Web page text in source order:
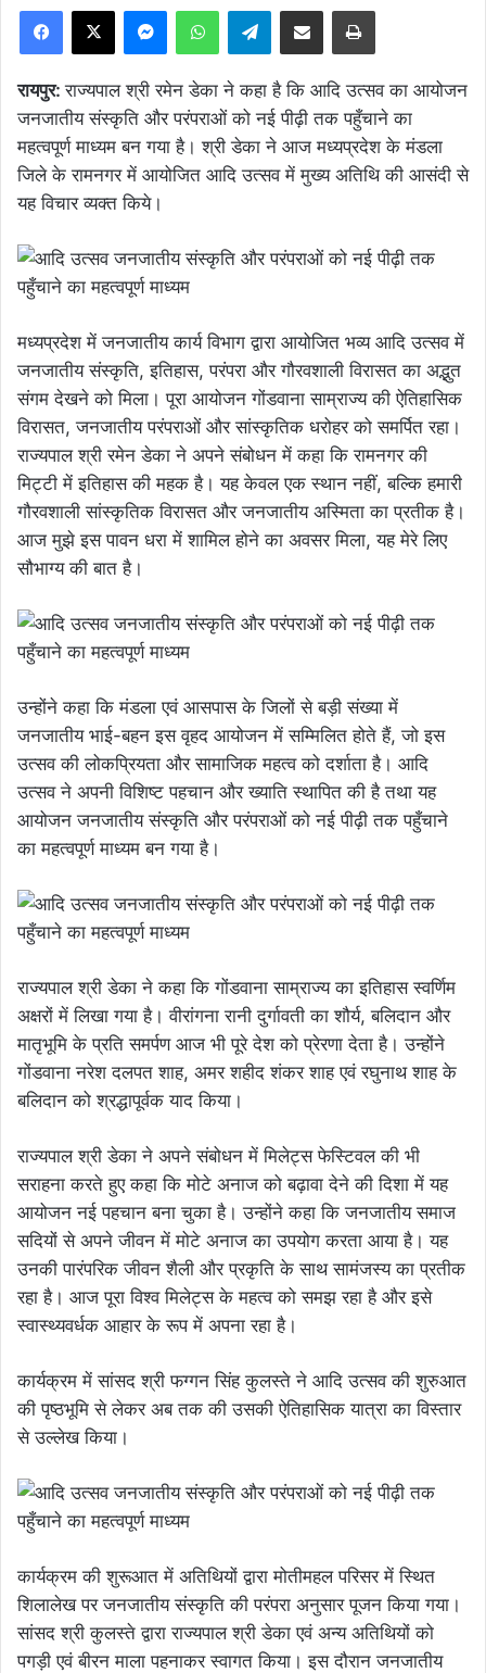
Facebook
X MessengerWhatsAppTelegramShare via Email Print
रायपुर:राज्यपाल श्री रमेन डेका ने कहा है कि आदि उत्सव का आयोजन
जनजातीय संस्कृति और परंपराओं को नई पीढ़ी तक पहुँचाने का
महत्वपूर्ण माध्यम बन गया है। श्री डेका ने आज मध्यप्रदेश के मंडला
जिले के रामनगर में आयोजित आदि उत्सव में मुख्य अतिथि की आसंदी से
यह विचार व्यक्त किये।
मध्यप्रदेश में जनजातीय कार्य विभाग द्वारा आयोजित भव्य आदि उत्सव में
जनजातीय संस्कृति, इतिहास, परंपरा और गौरवशाली विरासत का अद्भुत
संगम देखने को मिला। पूरा आयोजन गोंडवाना साम्राज्य की ऐतिहासिक
विरासत, जनजातीय परंपराओं और सांस्कृतिक धरोहर को समर्पित रहा।
राज्यपाल श्री रमेन डेका ने अपने संबोधन में कहा कि रामनगर की
मिट्टी में इतिहास की महक है। यह केवल एक स्थान नहीं, बल्कि हमारी
गौरवशाली सांस्कृतिक विरासत और जनजातीय अस्मिता का प्रतीक है।
आज मुझे इस पावन धरा में शामिल होने का अवसर मिला, यह मेरे लिए
सौभाग्य की बात है।
उन्होंने कहा कि मंडला एवं आसपास के जिलों से बड़ी संख्या में
जनजातीय भाई-बहन इस वृहद आयोजन में सम्मिलित होते हैं, जो इस
उत्सव की लोकप्रियता और सामाजिक महत्व को दर्शाता है। आदि
उत्सव ने अपनी विशिष्ट पहचान और ख्याति स्थापित की है तथा यह
आयोजन जनजातीय संस्कृति और परंपराओं को नई पीढ़ी तक पहुँचाने
का महत्वपूर्ण माध्यम बन गया है।
राज्यपाल श्री डेका ने कहा कि गोंडवाना साम्राज्य का इतिहास स्वर्णिम
अक्षरों में लिखा गया है। वीरांगना रानी दुर्गावती का शौर्य, बलिदान और
मातृभूमि के प्रति समर्पण आज भी पूरे देश को प्रेरणा देता है। उन्होंने
गोंडवाना नरेश दलपत शाह, अमर शहीद शंकर शाह एवं रघुनाथ शाह के
बलिदान को श्रद्धापूर्वक याद किया।
राज्यपाल श्री डेका ने अपने संबोधन में मिलेट्स फेस्टिवल की भी
सराहना करते हुए कहा कि मोटे अनाज को बढ़ावा देने की दिशा में यह
आयोजन नई पहचान बना चुका है। उन्होंने कहा कि जनजातीय समाज
सदियों से अपने जीवन में मोटे अनाज का उपयोग करता आया है। यह
उनकी पारंपरिक जीवन शैली और प्रकृति के साथ सामंजस्य का प्रतीक
रहा है। आज पूरा विश्व मिलेट्स के महत्व को समझ रहा है और इसे
स्वास्थ्यवर्धक आहार के रूप में अपना रहा है।
कार्यक्रम में सांसद श्री फग्गन सिंह कुलस्ते ने आदि उत्सव की शुरुआत
की पृष्ठभूमि से लेकर अब तक की उसकी ऐतिहासिक यात्रा का विस्तार
से उल्लेख किया।
कार्यक्रम की शुरूआत में अतिथियों द्वारा मोतीमहल परिसर में स्थित
शिलालेख पर जनजातीय संस्कृति की परंपरा अनुसार पूजन किया गया।
सांसद श्री कुलस्ते द्वारा राज्यपाल श्री डेका एवं अन्य अतिथियों को
पगड़ी एवं बीरन माला पहनाकर स्वागत किया। इस दौरान जनजातीय